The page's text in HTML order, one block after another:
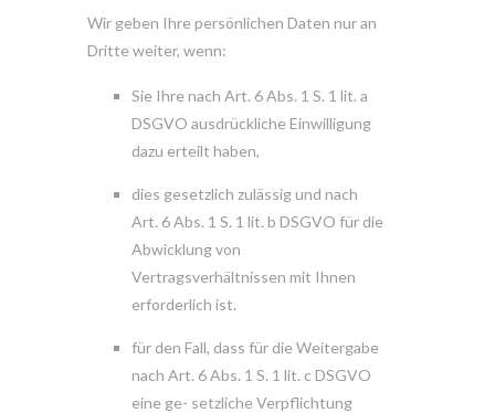
Wir geben Ihre persönlichen Daten nur an
Dritte weiter, wenn:
Sie Ihre nach Art. 6 Abs. 1 S. 1 lit. a
DSGVO ausdrückliche Einwilligung
dazu erteilt haben,
dies gesetzlich zulässig und nach
Art. 6 Abs. 1 S. 1 lit. b DSGVO für die
Abwicklung von
Vertragsverhältnissen mit Ihnen
erforderlich ist.
für den Fall, dass für die Weitergabe
nach Art. 6 Abs. 1 S. 1 lit. c DSGVO
eine ge- setzliche Verpflichtung